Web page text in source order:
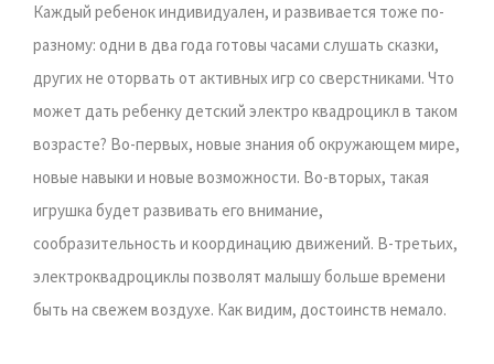
Каждый ребенок индивидуален, и развивается тоже по-
разному: одни в два года готовы часами слушать сказки,
других не оторвать от активных игр со сверстниками. Что
может дать ребенку детский электро квадроцикл в таком
возрасте? Во-первых, новые знания об окружающем мире,
новые навыки и новые возможности. Во-вторых, такая
игрушка будет развивать его внимание,
сообразительность и координацию движений. В-третьих,
электроквадроциклы позволят малышу больше времени
быть на свежем воздухе. Как видим, достоинств немало.